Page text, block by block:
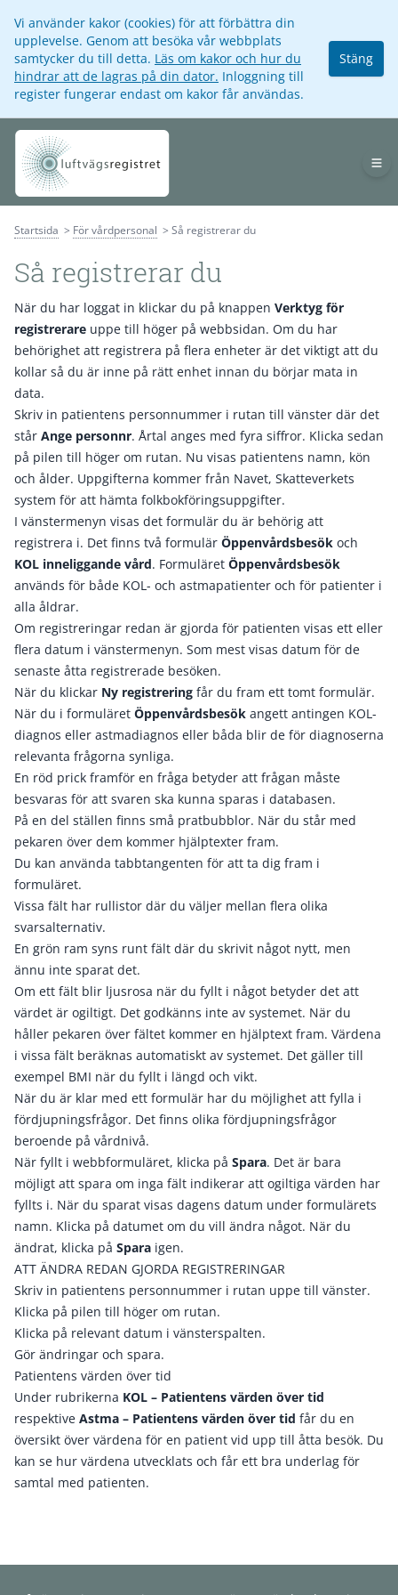
Vi använder kakor (cookies) för att förbättra din
upplevelse. Genom att besöka vår webbplats
samtycker du till detta. Läs om kakor och hur du
hindrar att de lagras på din dator. Inloggning till
register fungerar endast om kakor får användas.
Stäng
Startsida För vårdpersonal Så registrerar du
Så registrerar du
När du har loggat in klickar du på knappen Verktyg för
registrerare uppe till höger på webbsidan. Om du har
behörighet att registrera på flera enheter är det viktigt att du
kollar så du är inne på rätt enhet innan du börjar mata in
data.
Skriv in patientens personnummer i rutan till vänster där det
står Ange personnr. Årtal anges med fyra siffror. Klicka sedan
på pilen till höger om rutan. Nu visas patientens namn, kön
och ålder. Uppgifterna kommer från Navet, Skatteverkets
system för att hämta folkbokföringsuppgifter.
I vänstermenyn visas det formulär du är behörig att
registrera i. Det finns två formulär Öppenvårdsbesök och
KOL inneliggande vård. Formuläret Öppenvårdsbesök
används för både KOL- och astmapatienter och för patienter i
alla åldrar.
Om registreringar redan är gjorda för patienten visas ett eller
flera datum i vänstermenyn. Som mest visas datum för de
senaste åtta registrerade besöken.
När du klickar Ny registrering får du fram ett tomt formulär.
När du i formuläret Öppenvårdsbesök angett antingen KOL-
diagnos eller astmadiagnos eller båda blir de för diagnoserna
relevanta frågorna synliga.
En röd prick framför en fråga betyder att frågan måste
besvaras för att svaren ska kunna sparas i databasen.
På en del ställen finns små pratbubblor. När du står med
pekaren över dem kommer hjälptexter fram.
Du kan använda tabbtangenten för att ta dig fram i
formuläret.
Vissa fält har rullistor där du väljer mellan flera olika
svarsalternativ.
En grön ram syns runt fält där du skrivit något nytt, men
ännu inte sparat det.
Om ett fält blir ljusrosa när du fyllt i något betyder det att
värdet är ogiltigt. Det godkänns inte av systemet. När du
håller pekaren över fältet kommer en hjälptext fram. Värdena
i vissa fält beräknas automatiskt av systemet. Det gäller till
exempel BMI när du fyllt i längd och vikt.
När du är klar med ett formulär har du möjlighet att fylla i
fördjupningsfrågor. Det finns olika fördjupningsfrågor
beroende på vårdnivå.
När fyllt i webbformuläret, klicka på Spara. Det är bara
möjligt att spara om inga fält indikerar att ogiltiga värden har
fyllts i. När du sparat visas dagens datum under formulärets
namn. Klicka på datumet om du vill ändra något. När du
ändrat, klicka på Spara igen.
ATT ÄNDRA REDAN GJORDA REGISTRERINGAR
Skriv in patientens personnummer i rutan uppe till vänster.
Klicka på pilen till höger om rutan.
Klicka på relevant datum i vänsterspalten.
Gör ändringar och spara.
Patientens värden över tid
Under rubrikerna KOL – Patientens värden över tid
respektive Astma – Patientens värden över tid får du en
översikt över värdena för en patient vid upp till åtta besök. Du
kan se hur värdena utvecklats och får ett bra underlag för
samtal med patienten.